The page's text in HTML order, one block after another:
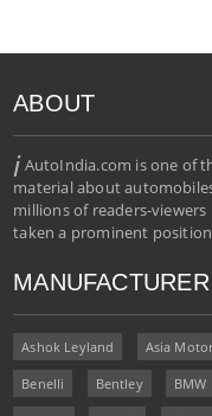
ABOUT
iAutoIndia.com is one of
material about
millions of readers-
taken a prominent
MANUFACTURER
Ashok Leyland Asia
Benelli Bentley BMW